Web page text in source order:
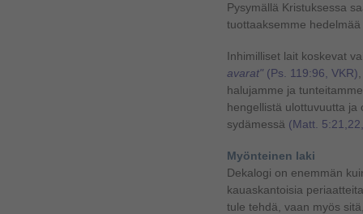
Pysymällä Kristuksessa
tuottaaksemme
Inhimilliset lait koskevat
avarat" (Ps. 119:96, VKR)
halujamme ja
hengellistä ulottuvuutta ja
sydämessä (Matt.
Myönteinen laki
Dekalogi on enemmän
kauaskantoisia
tule tehdä, vaan myös